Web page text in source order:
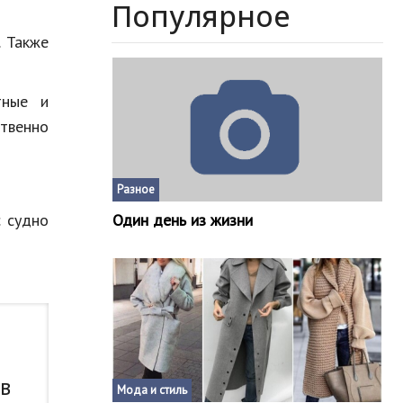
Также
и
судно
Популярное
Разное
Один день из жизни
Мода и стиль